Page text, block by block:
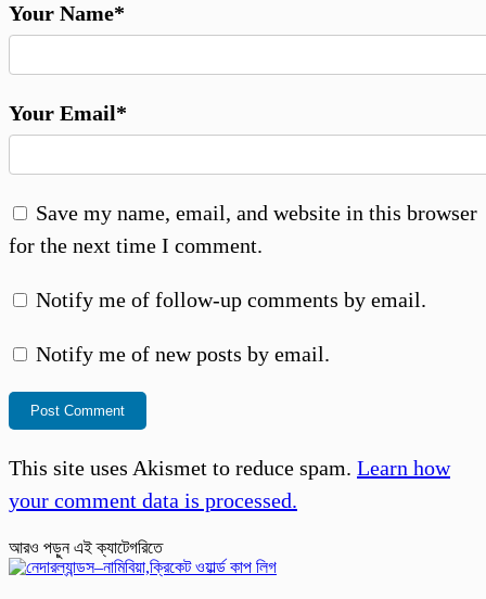
Your Name*
Your Email*
Save my name, email, and website in this browser
for the next time I comment.
Notify me of follow-up comments by email.
Notify me of new posts by email.
This site uses Akismet to reduce spam. Learn how
your comment data is processed.
আরও পড়ুন এই ক্যাটেগরিতে